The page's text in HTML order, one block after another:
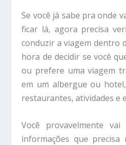
Se você já sabe pra onde
ficar lá, agora precisa
conduzir a viagem dentro
hora de decidir se você
ou prefere uma viagem
em um albergue ou
restaurantes, atividades e
Você provavelmente
informações que